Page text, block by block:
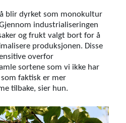
blir dyrket som monokultur
industrialiseringen
og frukt valgt bort for å
produksjonen. Disse
overfor
sortene som vi ikke har
faktisk er mer
tilbake, sier hun.